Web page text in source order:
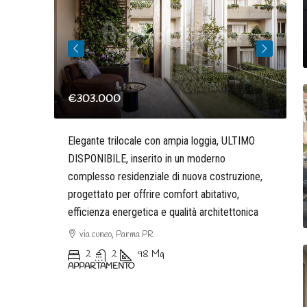
€303.000
Elegante trilocale con ampia loggia, ULTIMO
DISPONIBILE, inserito in un moderno
complesso residenziale di nuova costruzione,
progettato per offrire comfort abitativo,
efficienza energetica e qualità architettonica
via cuneo, Parma PR
2 2 98 Mq
APPARTAMENTO